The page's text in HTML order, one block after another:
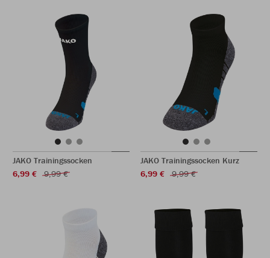
JAKO Trainingssocken
6,99 €
9,99 €
JAKO Trainingssocken Kurz
6,99 €
9,99 €